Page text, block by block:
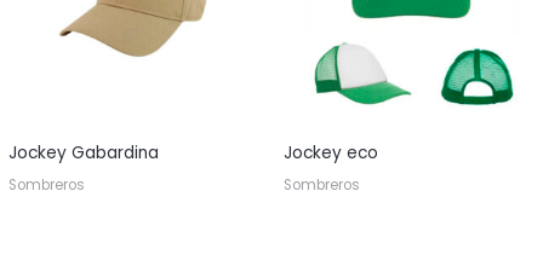
Jockey Gabardina
Sombreros
Jockey eco
Sombreros